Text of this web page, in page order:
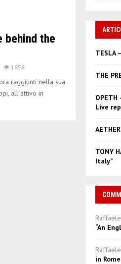
behind the
1858
raggiunti nella sua
all´attivo in
h
fTESLA
THE
Live
TONY
Italy”
“An
in